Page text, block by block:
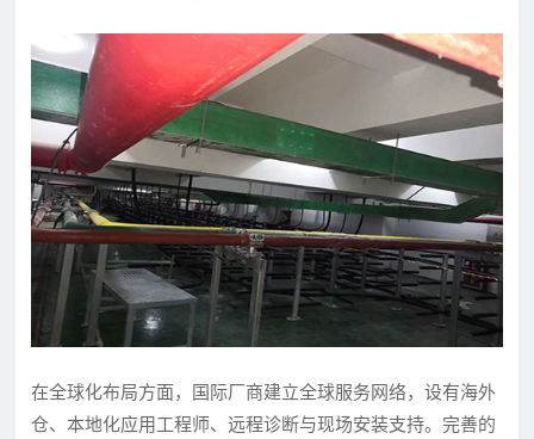
在全球化布局方面，国际厂商建立全球服务网络，设有海外
仓、本地化应用工程师、远程诊断与现场安装支持。完善的